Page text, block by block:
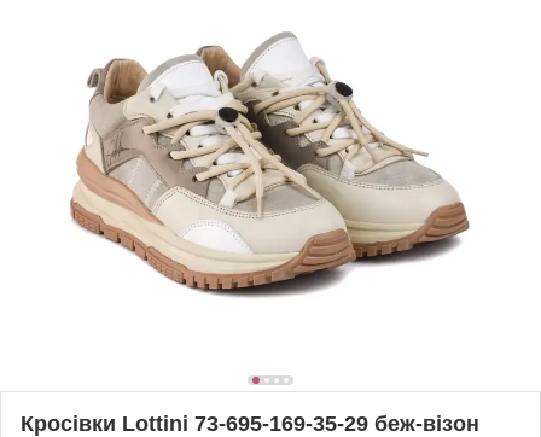
Кросівки Lottini 73-695-169-35-29 беж-візон